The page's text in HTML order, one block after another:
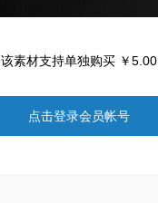
该素材支持单独购买 ￥5.00
点击登录会员帐号